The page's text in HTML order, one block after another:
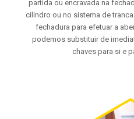
partida ou encravada na
cilindro ou no sistema de
fechadura para efetuar a
podemos substituir de
chaves para si e